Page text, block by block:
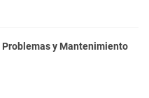
y Mantenimiento